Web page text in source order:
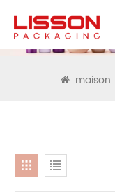
maison